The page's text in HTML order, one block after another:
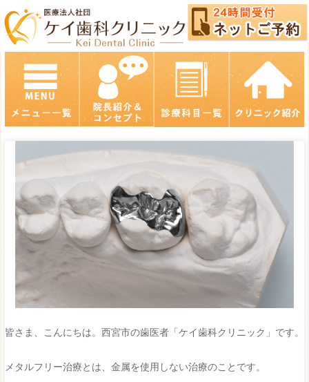
皆さま、こんにちは。西宮市の歯医者「ケイ歯科クリニック」です。
メタルフリー治療とは、金属を使用しない治療のことです。